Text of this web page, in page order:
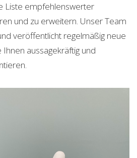
Liste empfehlenswerter
und zu erweitern. Unser Team
veröffentlicht regelmäßig neue
aussagekräftig und